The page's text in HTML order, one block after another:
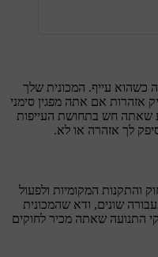
כשהוא עייף. המכונית שלך
אזהרות אם אתה מפגין סימני
שאתה חש בתחושת העייפות
לך אזהרה או לא.
והתקנות המקומיות ולפעול
שונים, ודא שהמכונית
התנועה שאתה מכיר לחוקים